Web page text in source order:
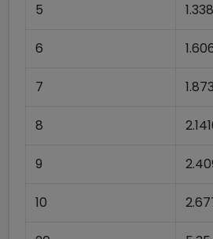
5
6
7
8
9
10